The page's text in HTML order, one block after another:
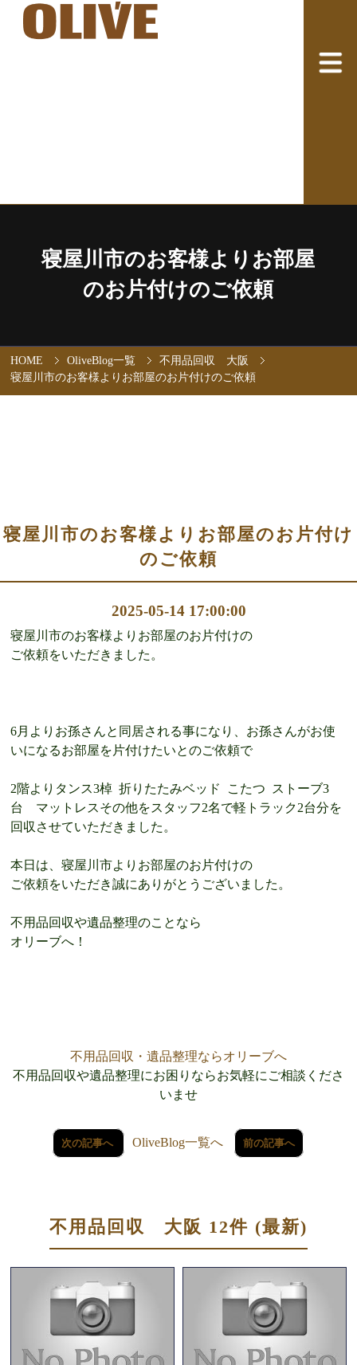
寝屋川市のお客様よりお部屋
のお片付けのご依頼
HOME OliveBlog一覧
不用品回収 大阪
寝屋川市のお客様よりお部屋のお片付けのご依頼
寝屋川市のお客様よりお部屋のお片付け
のご依頼
2025-05-14 17:00:00
寝屋川市のお客様よりお部屋のお片付けの
ご依頼をいただきました。
6月よりお孫さんと同居される事になり、お孫さんがお使
いになるお部屋を片付けたいとのご依頼で
2階よりタンス3棹 折りたたみベッド こたつ ストーブ3
台 マットレスその他をスタッフ2名で軽トラック2台分を
回収させていただきました。
本日は、寝屋川市よりお部屋のお片付けの
ご依頼をいただき誠にありがとうございました。
不用品回収や遺品整理のことなら
オリーブへ！
不用品回収・遺品整理ならオリーブへ
不用品回収や遺品整理にお困りならお気軽にご相談くださ
いませ
次の記事へ OliveBlog一覧へ 前の記事へ
不用品回収 大阪 12件 (最新)